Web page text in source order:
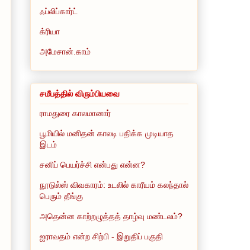
ஃப்லிப்கார்ட்
க்ரியா
அமேசான்.காம்
சமீபத்தில் விரும்பியவை
ராமதுரை காலமானார்
பூமியில் மனிதன் காலடி பதிக்க முடியாத
இடம்
சனிப் பெயர்ச்சி என்பது என்ன?
நூடுல்ஸ் விவகாரம்: உடலில் காரீயம் கலந்தால்
பெரும் தீங்கு
அதென்ன காற்றழுத்தத் தாழ்வு மண்டலம்?
ஐராவதம் என்ற சிற்பி - இறுதிப் பகுதி